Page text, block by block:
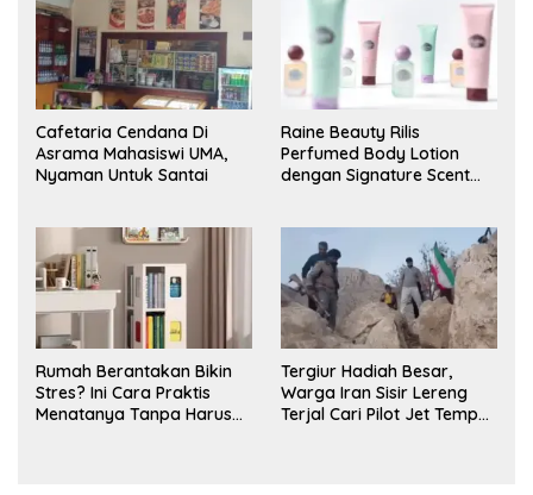
Cafetaria Cendana Di
Asrama Mahasiswi UMA,
Nyaman Untuk Santai
Raine Beauty Rilis
Perfumed Body Lotion
dengan Signature Scent
Rumah Berantakan Bikin
Stres? Ini Cara Praktis
Menatanya Tanpa Harus
Tergiur Hadiah Besar,
Warga Iran Sisir Lereng
Terjal Cari Pilot Jet Tempur